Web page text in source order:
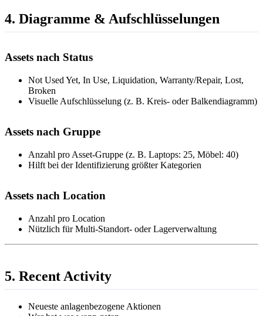
4. Diagramme & Aufschlüsselungen
Assets nach Status
Not Used Yet, In Use, Liquidation, Warranty/Repair, Lost,
Broken
Visuelle Aufschlüsselung (z. B. Kreis- oder Balkendiagramm)
Assets nach Gruppe
Anzahl pro Asset-Gruppe (z. B. Laptops: 25, Möbel: 40)
Hilft bei der Identifizierung größter Kategorien
Assets nach Location
Anzahl pro Location
Nützlich für Multi-Standort- oder Lagerverwaltung
5. Recent Activity
Neueste anlagenbezogene Aktionen